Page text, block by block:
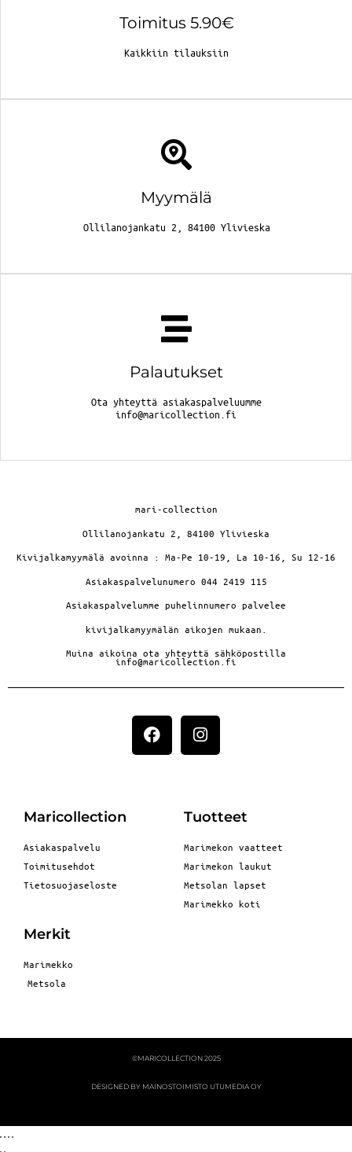
Toimitus 5.90€
Kaikkiin tilauksiin
Myymälä
Ollilanojankatu 2, 84100 Ylivieska
Palautukset
Ota yhteyttä asiakaspalveluumme
info@maricollection.fi
mari-collection
Ollilanojankatu 2, 84100 Ylivieska
Kivijalkamyymälä avoinna : Ma-Pe 10-19, La 10-16, Su 12-16
Asiakaspalvelunumero 044 2419 115
Asiakaspalvelumme puhelinnumero palvelee
kivijalkamyymälän aikojen mukaan.
Muina aikoina ota yhteyttä sähköpostilla
info@maricollection.fi
Maricollection
Asiakaspalvelu
Toimitusehdot
Tietosuojaseloste
Tuotteet
Marimekon vaatteet
Marimekon laukut
Metsolan lapset
Marimekko koti
Merkit
Marimekko
Metsola
©MARICOLLECTION 2025
DESIGNED BY MAINOSTOIMISTO UTUMEDIA OY